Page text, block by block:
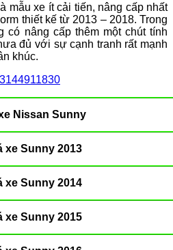
mẫu xe ít cải tiến, nâng cấp nhất
thiết kế từ 2013 – 2018. Trong
có nâng cấp thêm một chút tính
đủ với sự cạnh tranh rất mạnh
khúc.
Nissan Sunny
xe Sunny 2013
xe Sunny 2014
xe Sunny 2015